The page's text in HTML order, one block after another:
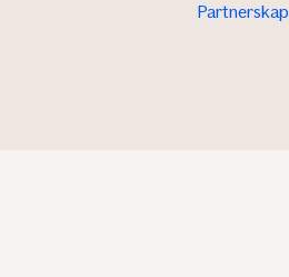
Partnerskap